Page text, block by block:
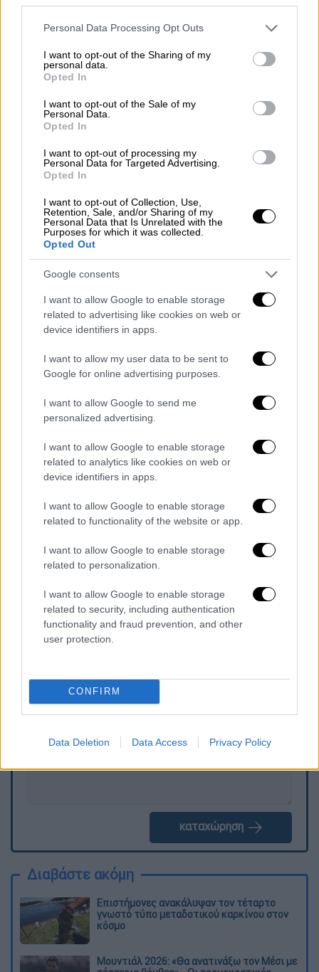
Please note that this website/app uses one or more Google
not limited to your visit or usage behaviour. You may click to
grant or deny consent to Google and its third-party tags to
use your data for below specified purposes in below Google
consent section.
Personal Data Processing Opt Outs
I want to opt-out of the Sharing of my
personal data.
Opted In
I want to opt-out of the Sale of my
Personal Data.
Opted In
I want to opt-out of processing my
Personal Data for Targeted Advertising.
Opted In
I want to opt-out of Collection, Use,
Retention, Sale, and/or Sharing of my
Personal Data that Is Unrelated with the
Purposes for which it was collected.
Opted Out
Google consents
I want to allow Google to enable storage
related to advertising like cookies on web or
device identifiers in apps.
I want to allow my user data to be sent to
Google for online advertising purposes.
I want to allow Google to send me
personalized advertising.
I want to allow Google to enable storage
related to analytics like cookies on web or
device identifiers in apps.
I want to allow Google to enable storage
related to functionality of the website or app.
I want to allow Google to enable storage
related to personalization.
I want to allow Google to enable storage
related to security, including authentication
functionality and fraud prevention, and other
user protection.
CONFIRM
Data Deletion Data Access Privacy Policy
«Εμείς είμαστε η Eurovision, δεν είναι
«Eίμαι τόσο περήφανο για το
να μπούμε στη δεκάδα. Παλεύαμε τόσο πολύ
για πολλά πράγματα πίσω από τη σκηνή.
Ήταν τόσο δύσκολο για όλους μας. Είμαι
τόσο περήφανο για μας. Και θέλω να πω πως
εμείς είμαστε η Eurovision, δεν είναι η EBU,
να πάνε να γα@@@, δεν με νοιάζει καν πια…
Αυτό που κάνουμε εμείς οι διαγωνιζόμενοι,
η κοινότητα που έχουμε δημιουργήσει, η
αγάπη, η δύναμη και η υποστήριξη που
έχουμε μεταξύ μας, αυτό είναι που κάνει τη
έρχονται, τα non binary κερδίζουν. Είμαι
τόσο περήφανο», είπε το Bambie Thug, που
εκπροσώπησε φέτος την Ιρλανδία στον 68ο
διαγωνισμό της Eurovision.
διαγράφονται
καταχώρηση
Διαβάστε ακόμη
Επιστήμονες ανακάλυψαν τον τέταρτο
γνωστό τύπο μεταδοτικού καρκίνου στον
κόσμο
Μουντιάλ 2026: «Θα ανατινάξω τον Μέσι με